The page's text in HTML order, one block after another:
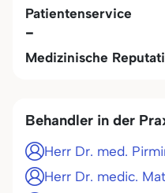
Patientenservice
-
Medizinische
Behandler in der
Herr Dr. med.
Herr Dr. medic.